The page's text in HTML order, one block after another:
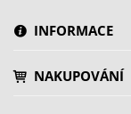
INFORMACE
NAKUPOVÁNÍ